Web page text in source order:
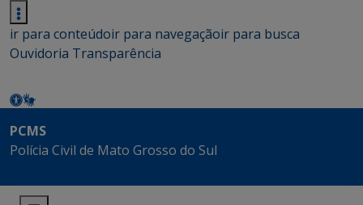
ir para conteúdoir para navegaçãoir para busca
Ouvidoria Transparência
PCMS
Polícia Civil de Mato Grosso do Sul